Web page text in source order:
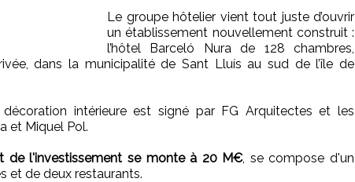
Le groupe hôtelier vient tout juste d’ouvrir
un établissement nouvellement construit :
l’hôtel Barceló Nura de 128 chambres,
dans la municipalité de Sant Lluís au sud de l’île de
intérieure est signé par FG Arquitectes et les
et Miquel Pol.
de l'investissement se monte à 20 M€, se compose d'un
et de deux restaurants.